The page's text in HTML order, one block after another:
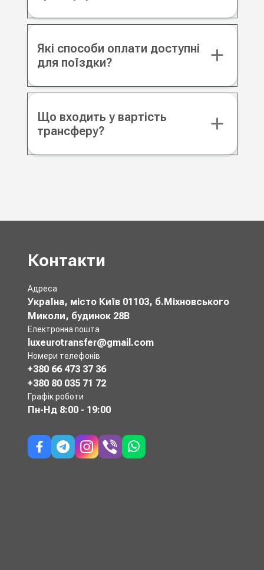
Які способи оплати доступні
для поїздки?
Що входить у вартість
трансферу?
Контакти
Адреса
Україна, місто Київ 01103, б.Міхновського
Миколи, будинок 28В
Електронна пошта
luxeurotransfer@gmail.com
Номери телефонів
+380 66 473 37 36
+380 80 035 71 72
Графік роботи
Пн-Нд 8:00 - 19:00